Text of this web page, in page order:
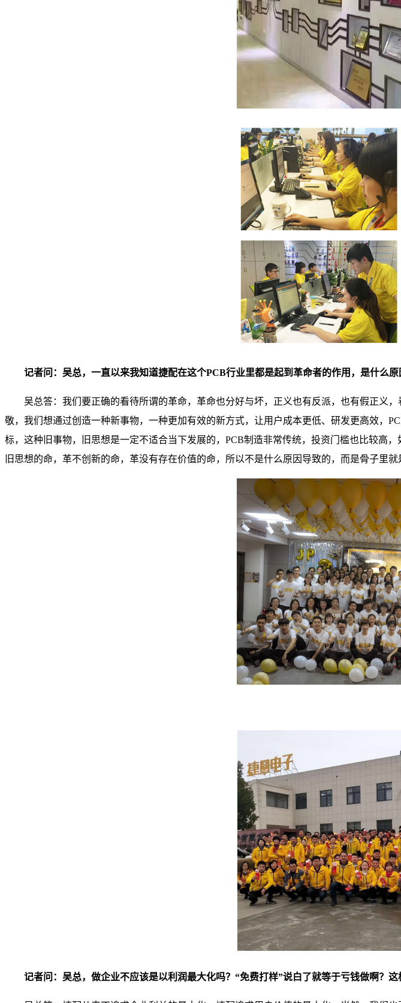
记者问：吴总，一直以来我知道捷配在这个PCB行业里都是起到革命者的作用，是什么原
吴总答：我们要正确的看待所谓的革命，革命也分好与坏，正义也有反派，也有假正义
敬，我们想通过创造一种新事物，一种更加有效的新方式，让用户成本更低、研发更高效，
标，这种旧事物，旧思想是一定不适合当下发展的，PCB制造非常传统，投资门槛也比较高
旧思想的命，革不创新的命，革没有存在价值的命，所以不是什么原因导致的，而是骨子里就
记者问：吴总，做企业不应该是以利润最大化吗？“免费打样”说白了就等于亏钱做啊？这